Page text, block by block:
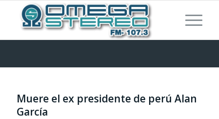
Muere el ex presidente de perú Alan
García